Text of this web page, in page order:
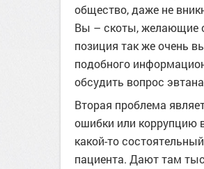
общество, даже не
Вы – скоты, желающие
позиция так же очень
подобного
обсудить вопрос
Вторая проблема
ошибки или коррупцию
какой-то
пациента. Дают там